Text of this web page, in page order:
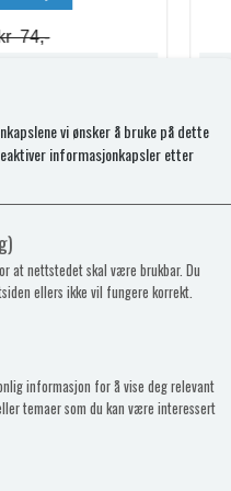
hent
Tromsø
er livet
og velvære
Kontakt
Cookies
vi ønsker å bruke på dette
informasjonkapsler etter
at nettstedet skal være brukbar. Du
ellers ikke vil fungere korrekt.
informasjon for å vise deg relevant
temaer som du kan være interessert